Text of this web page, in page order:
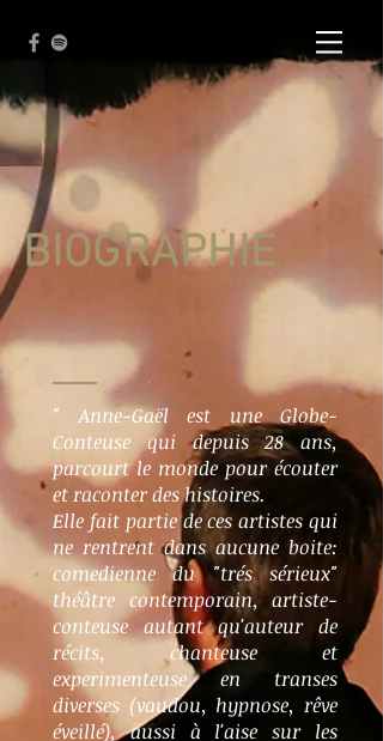
BIOGRAPHIE
" Anne-Gaël est une Globe-
Conteuse qui depuis 28 ans,
parcourt le monde pour écouter
et raconter des histoires.
Elle fait partie de ces artistes qui
ne rentrent dans aucune boite:
comedienne du "trés sérieux"
théâtre contemporain, artiste-
conteuse autant qu'auteur de
récits, chanteuse et
experimenteuse en transes
diverses (vaudou, hypnose, rêve
éveillé), aussi à l'aise sur les